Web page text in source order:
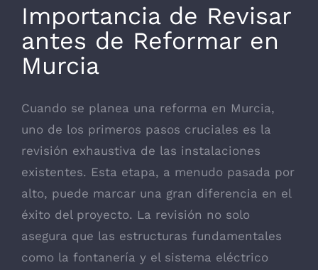
Importancia de Revisar
antes de Reformar en
Murcia
Cuando se planea una reforma en Murcia,
uno de los primeros pasos cruciales es la
revisión exhaustiva de las instalaciones
existentes. Esta etapa, a menudo pasada por
alto, puede marcar una gran diferencia en el
éxito del proyecto. La revisión no solo
asegura que las estructuras fundamentales
como la fontanería y el sistema eléctrico